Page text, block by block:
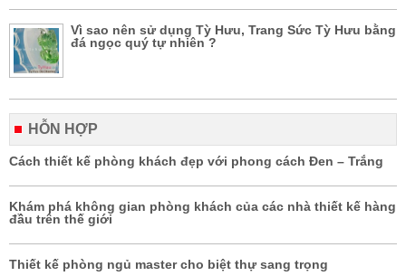
Vì sao nên sử dụng Tỳ Hưu, Trang Sức Tỳ Hưu bằng
đá ngọc quý tự nhiên ?
HỖN HỢP
Cách thiết kế phòng khách đẹp với phong cách Đen – Trắng
Khám phá không gian phòng khách của các nhà thiết kế hàng
đầu trên thế giới
Thiết kế phòng ngủ master cho biệt thự sang trọng